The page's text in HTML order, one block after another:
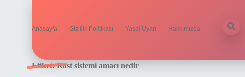
Anasayfa Gizlilik Politikası Yasal Uyarı Hakkımızda
Etiket:Kast sistemi amacı nedir